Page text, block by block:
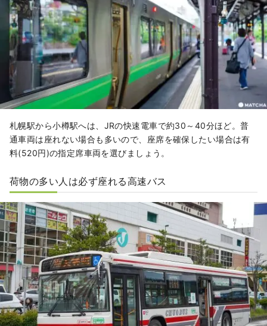
札幌駅から小樽駅へは、JRの快速電車で約30～40分ほど。普
通車両は座れない場合も多いので、座席を確保したい場合は有
料(520円)の指定席車両を選びましょう。
荷物の多い人は必ず座れる高速バス